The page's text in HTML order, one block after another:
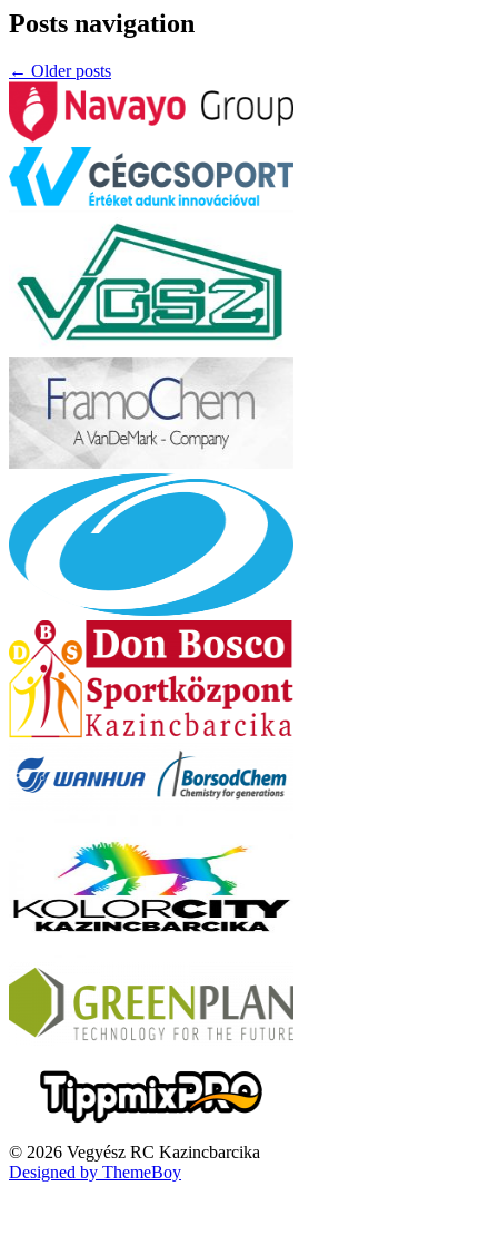
Posts navigation
← Older posts
© 2026 Vegyész RC Kazincbarcika
Designed by ThemeBoy